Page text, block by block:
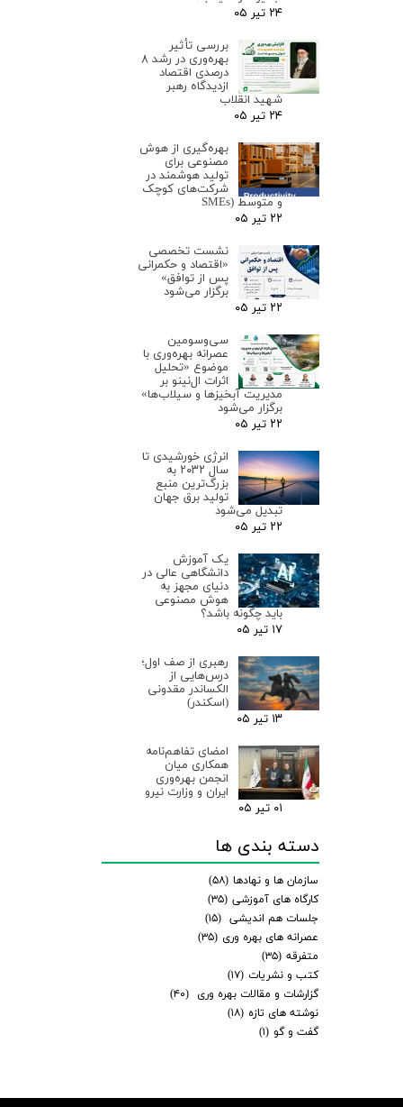
۲۴ تیر ۰۵
بررسی تأثیر
بهره‌وری در رشد ۸
درصدی اقتصاد
ازدیدگاه رهبر
شهید انقلاب
۲۴ تیر ۰۵
بهره‌گیری از هوش
مصنوعی برای
تولید هوشمند در
شرکت‌های کوچک
و متوسط (SMEs
۲۲ تیر ۰۵
نشست تخصصی
«اقتصاد و حکمرانی
پس از توافق»
برگزار می‌شود
۲۲ تیر ۰۵
سی‌وسومین
عصرانه بهره‌وری با
موضوع «تحلیل
اثرات ال‌نینو بر
مدیریت آبخیزها و سیلاب‌ها»
برگزار می‌شود
۲۲ تیر ۰۵
انرژی خورشیدی تا
سال ۲۰۳۲ به
بزرگ‌ترین منبع
تولید برق جهان
تبدیل می‌شود
۲۲ تیر ۰۵
یک آموزش
دانشگاهی عالی در
دنیای مجهز به
هوش مصنوعی
باید چگونه باشد؟
۱۷ تیر ۰۵
رهبری از صف اول؛
درس‌هایی از
الکساندر مقدونی
(اسکندر)
۱۳ تیر ۰۵
امضای تفاهم‌نامه
همکاری میان
انجمن بهره‌وری
ایران و وزارت نیرو
۰۱ تیر ۰۵
دسته بندی ها
سازمان ها و نهادها (۵۸)
کارگاه های آموزشی (۳۵)
جلسات هم اندیشی (۱۵)
عصرانه های بهره وری (۳۵)
متفرقه (۳۵)
کتب و نشریات (۱۷)
گزارشات و مقالات بهره وری
(۴۰)
نوشته های تازه (۱۸)
گفت و گو (۱)